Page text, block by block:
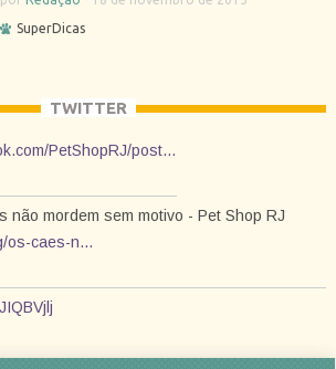
SuperDicas
TWITTER
PetShopRJ/post…
não mordem sem motivo - Pet Shop RJ
os-caes-n…